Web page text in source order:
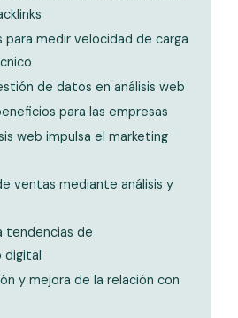
para medir velocidad de carga
de datos en análisis web
para las empresas
web impulsa el marketing
ventas mediante análisis y
tendencias de
digital
y mejora de la relación con